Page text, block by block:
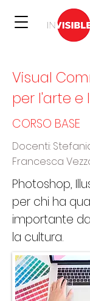
Visual
per l'arte e
CORSO BASE
Docenti:
Francesca
Photoshop,
per chi ha
importante
la cultura.